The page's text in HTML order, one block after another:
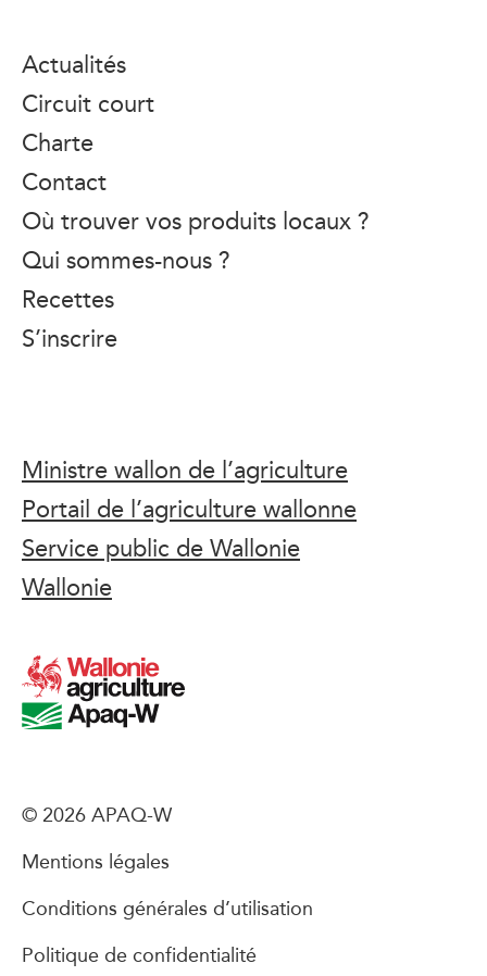
Actualités
Circuit court
Charte
Contact
Où trouver vos produits locaux ?
Qui sommes-nous ?
Recettes
S’inscrire
Ministre wallon de l’agriculture
Portail de l’agriculture wallonne
Service public de Wallonie
Wallonie
© 2026 APAQ-W
Mentions légales
Conditions générales d’utilisation
Politique de confidentialité